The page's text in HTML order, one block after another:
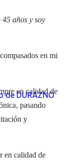
de DURAZNO
años y soy
en mi
en calidad de
pasando
y
en calidad de